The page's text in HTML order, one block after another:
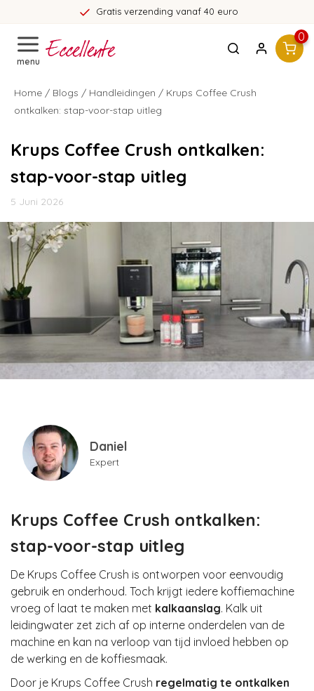
Gratis verzending vanaf 40 euro
menu
0
Home / Blogs / Handleidingen / Krups Coffee Crush
ontkalken: stap-voor-stap uitleg
Krups Coffee Crush ontkalken:
stap-voor-stap uitleg
5 Juni 2026
Daniel
Expert
Krups Coffee Crush ontkalken:
stap-voor-stap uitleg
De Krups Coffee Crush is ontworpen voor eenvoudig
gebruik en onderhoud. Toch krijgt iedere koffiemachine
vroeg of laat te maken met kalkaanslag. Kalk uit
leidingwater zet zich af op interne onderdelen van de
machine en kan na verloop van tijd invloed hebben op
de werking en de koffiesmaak.
Door je Krups Coffee Crush regelmatig te ontkalken